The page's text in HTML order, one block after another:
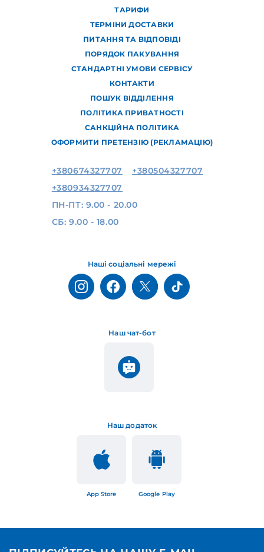
ТАРИФИ
ТЕРМІНИ ДОСТАВКИ
ПИТАННЯ ТА ВІДПОВІДІ
ПОРЯДОК ПАКУВАННЯ
СТАНДАРТНІ УМОВИ СЕРВІСУ
КОНТАКТИ
ПОШУК ВІДДІЛЕННЯ
ПОЛІТИКА ПРИВАТНОСТІ
САНКЦІЙНА ПОЛІТИКА
ОФОРМИТИ ПРЕТЕНЗІЮ (РЕКЛАМАЦІЮ)
Наш додаток
App Store Google Play
Наш чат-бот
Наші соціальні мережі
+380674327707
+380504327707
+380934327707
ПН-ПТ: 9.00 - 20.00
СБ: 9.00 - 18.00